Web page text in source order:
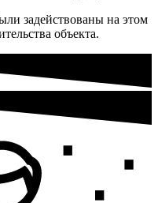
задействованы на этом
объекта.